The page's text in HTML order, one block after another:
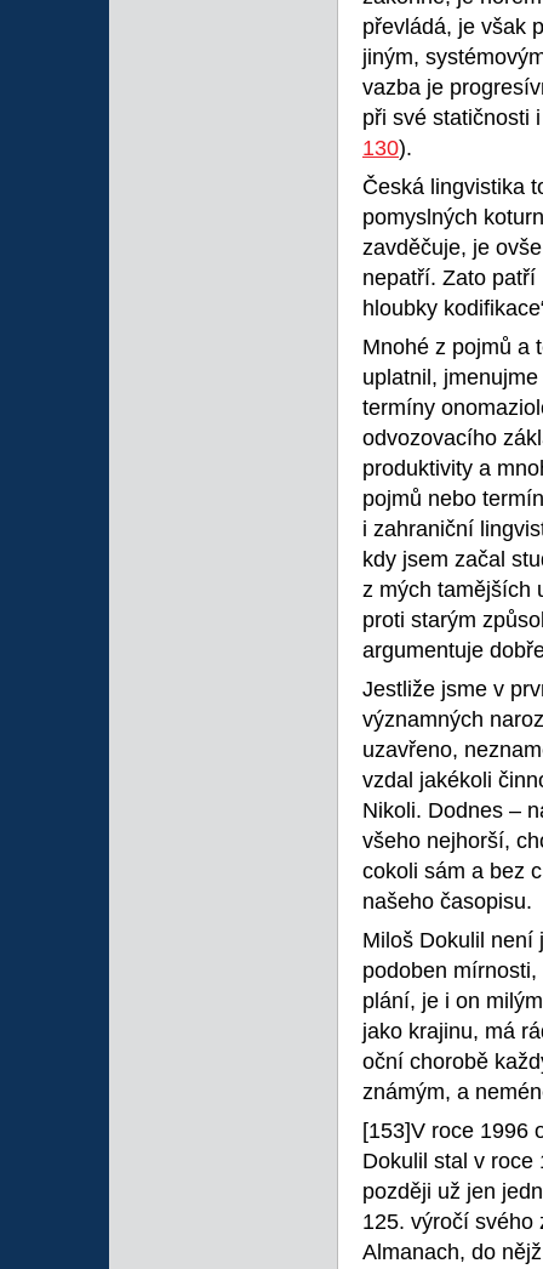
převládá, je však
jiným,
vazba je
při své statičnosti
130).
Česká lingvistika
pomyslných
zavděčuje, je
nepatří. Zato patří
hloubky
Mnohé z pojmů a
uplatnil,
termíny
odvozovacího
produktivity a
pojmů nebo
i zahraniční
kdy jsem začal
z mých tamějších
proti starým
argumentuje
Jestliže jsme v
významných
uzavřeno,
vzdal jakékoli
Nikoli. Dodnes –
všeho nejhorší,
cokoli sám a bez
našeho časopisu.
Miloš Dokulil není
podoben
plání, je i on
jako krajinu, má
oční chorobě
známým, a
[153]V roce 1996
Dokulil stal v roce
později už jen
125. výročí svého
Almanach, do